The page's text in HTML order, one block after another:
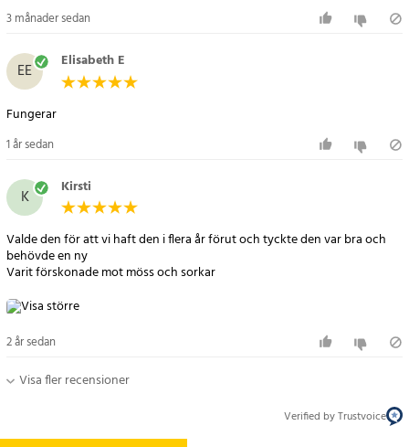
3 månader sedan
EE Elisabeth E
Fungerar
1 år sedan
K Kirsti
Valde den för att vi haft den i flera år förut och tyckte den var bra och
behövde en ny
2 år sedan
Visa fler recensioner
Verified by Trustvoice